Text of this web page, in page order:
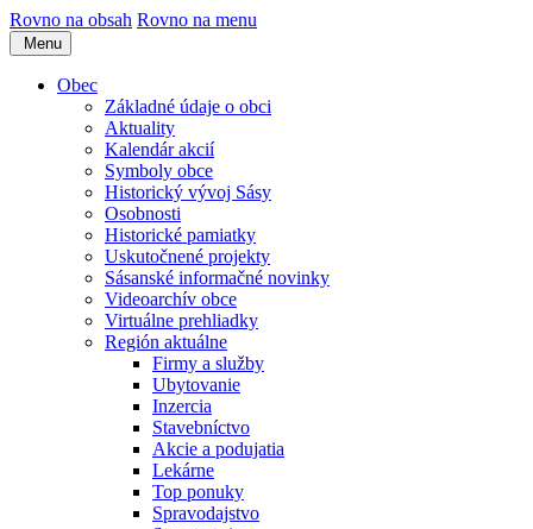
Rovno na obsah Rovno na menu
Menu
Obec
Základné údaje o obci
Aktuality
Kalendár akcií
Symboly obce
Historický vývoj Sásy
Osobnosti
Historické pamiatky
Uskutočnené projekty
Sásanské informačné novinky
Videoarchív obce
Virtuálne prehliadky
Región aktuálne
Firmy a služby
Ubytovanie
Inzercia
Stavebníctvo
Akcie a podujatia
Lekárne
Top ponuky
Spravodajstvo